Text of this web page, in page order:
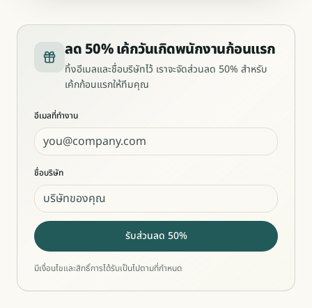
ลด 50% เค้กวันเกิดพนักงานก้อนแรก
ทิ้งอีเมลและชื่อบริษัทไว้ เราจะจัดส่วนลด 50% สำหรับ
เค้กก้อนแรกให้ทีมคุณ
อีเมลที่ทำงาน
ชื่อบริษัท
รับส่วนลด 50%
มีเงื่อนไขและสิทธิ์การได้รับเป็นไปตามที่กำหนด